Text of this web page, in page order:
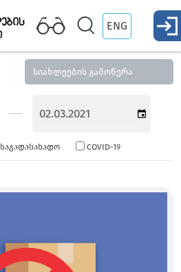
ENG
სიახლეების გამოწერა
საგადასახადო COVID-19